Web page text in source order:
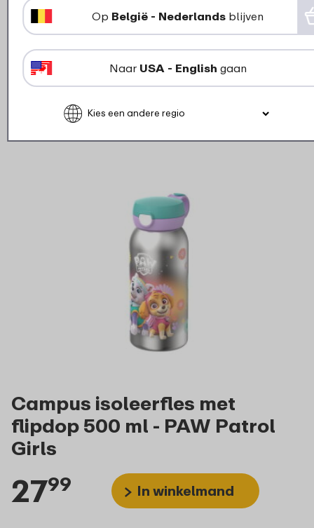
619
Bekijk Bestel
Campus isoleerfles met
flipdop 500 ml - PAW Patrol
Girls
2799 In winkelmand
Op België - Nederlands blijven
Naar USA - English gaan